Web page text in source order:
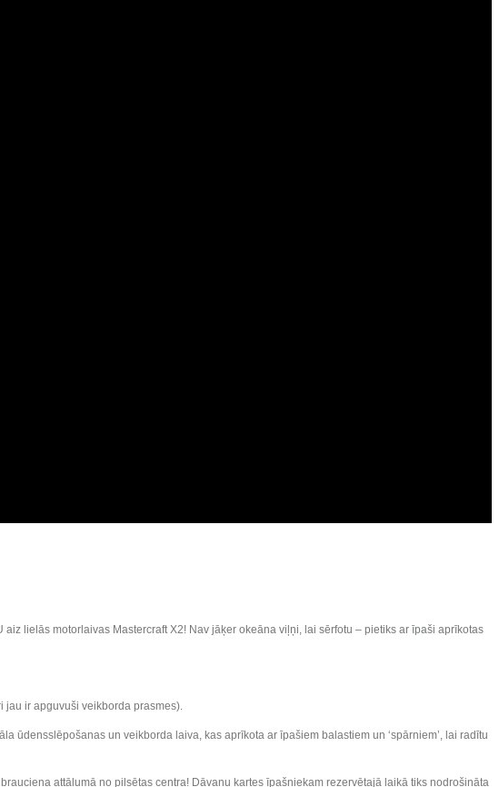
lielās motorlaivas Mastercraft X2! Nav jāķer okeāna viļņi, lai sērfotu – pietiks ar īpaši aprīkotas
jau ir apguvuši veikborda prasmes).
ūdensslēpošanas un veikborda laiva, kas aprīkota ar īpašiem balastiem un ‘spārniem’, lai radītu
attālumā no pilsētas centra! Dāvanu kartes īpašniekam rezervētajā laikā tiks nodrošināta